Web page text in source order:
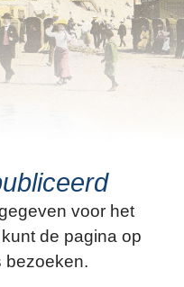
voor het
de pagina op
bezoeken.